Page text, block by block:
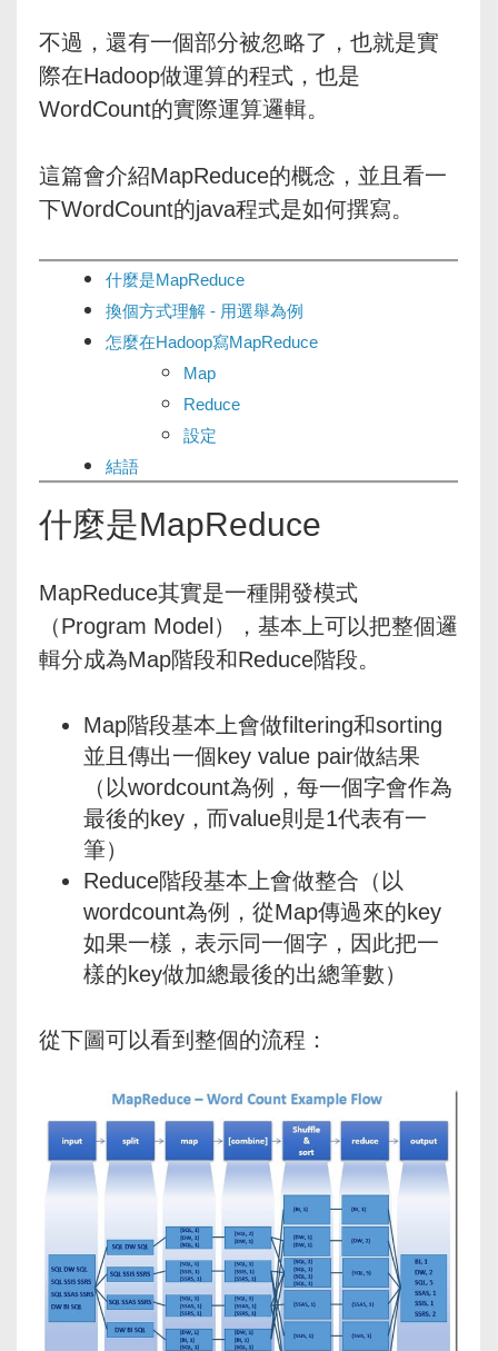
不過，還有一個部分被忽略了，也就是實
際在Hadoop做運算的程式，也是
WordCount的實際運算邏輯。
這篇會介紹MapReduce的概念，並且看一
下WordCount的java程式是如何撰寫。
什麼是MapReduce
換個方式理解 - 用選舉為例
怎麼在Hadoop寫MapReduce
Map
Reduce
設定
結語
什麼是MapReduce
MapReduce其實是一種開發模式
（Program Model），基本上可以把整個邏
輯分成為Map階段和Reduce階段。
Map階段基本上會做filtering和sorting
並且傳出一個key value pair做結果
（以wordcount為例，每一個字會作為
最後的key，而value則是1代表有一
筆）
Reduce階段基本上會做整合（以
wordcount為例，從Map傳過來的key
如果一樣，表示同一個字，因此把一
樣的key做加總最後的出總筆數）
從下圖可以看到整個的流程：